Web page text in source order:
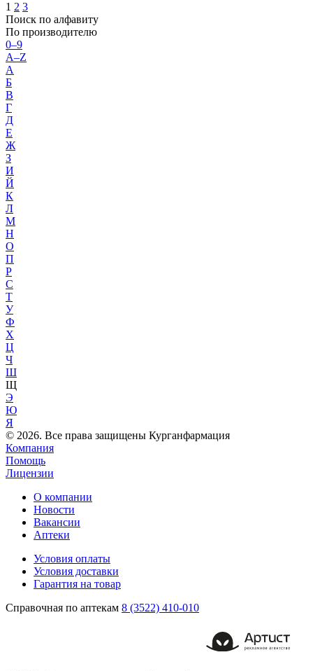
1 2 3
Поиск по алфавиту
По производителю
0–9
A–Z
А
Б
В
Г
Д
Е
Ж
З
И
Й
К
Л
М
Н
О
П
Р
С
Т
У
Ф
Х
Ц
Ч
Ш
Щ
Э
Ю
Я
© 2026. Все права защищены Курганфармация
Компания
Помощь
Лицензии
О компании
Новости
Вакансии
Аптеки
Условия оплаты
Условия доставки
Гарантия на товар
Справочная по аптекам 8 (3522) 410-010